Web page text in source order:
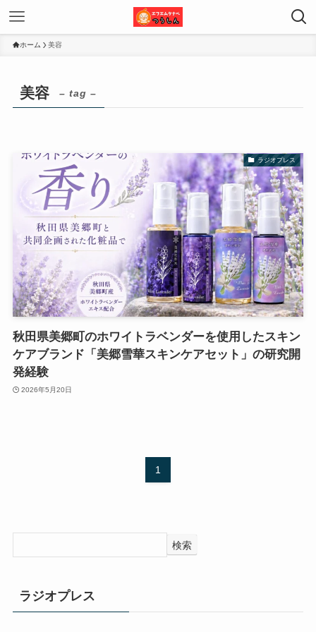
ホーム 美容
美容 – tag –
ラジオプレス
秋田県美郷町のホワイトラベンダーを使用したスキン
ケアブランド「美郷雪華スキンケアセット」の研究開
発経験
2026年5月20日
1
検索
ラジオプレス